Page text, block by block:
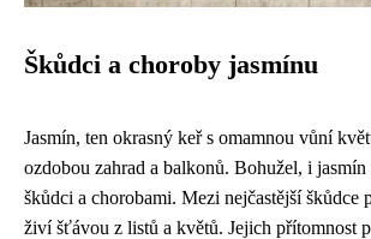
Škůdci a choroby jasmínu
Jasmín, ten okrasný keř s omamnou vůní
ozdobou zahrad a balkonů. Bohužel, i jasmín
škůdci a chorobami. Mezi nejčastější škůdce
živí šťávou z listů a květů. Jejich přítomnost